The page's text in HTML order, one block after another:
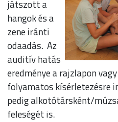
játszott a
hangok és a
zene iránti
odaadás. Az
auditív hatás
eredménye a rajzlapon
folyamatos kísérletezésre
pedig alkotótársként/
feleségét is.